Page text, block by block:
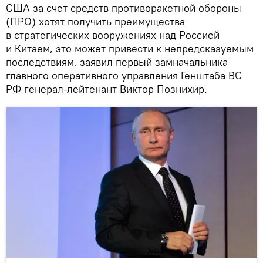
CША за счет средств противоракетной обороны
(ПРО) хотят получить преимущества
в стратегических вооружениях над Россией
и Китаем, это может привести к непредсказуемым
последствиям, заявил первый замначальника
главного оперативного управления Генштаба ВС
РФ генерал-лейтенант Виктор Познихир.